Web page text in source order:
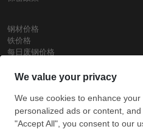
钢材价格
铁价格
每日废钢价格